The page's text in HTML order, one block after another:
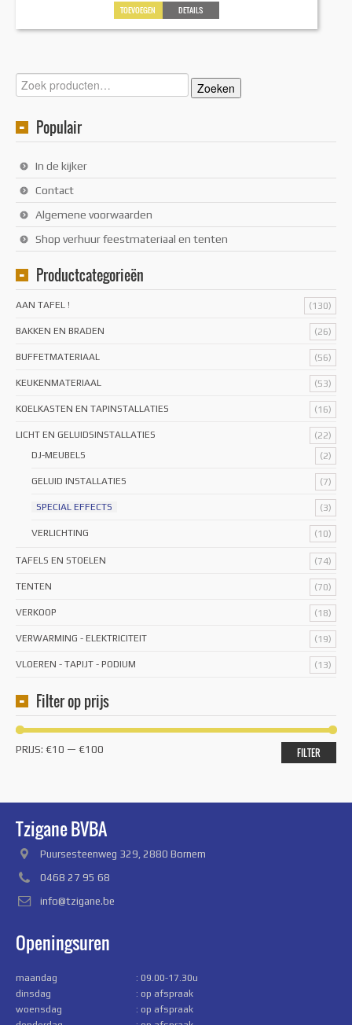
TOEVOEGEN DETAILS
Zoeken
naar:
Zoeken
Populair
In de kijker
Contact
Algemene voorwaarden
Shop verhuur feestmateriaal en tenten
Productcategorieën
AAN TAFEL ! (130)
BAKKEN EN BRADEN (26)
BUFFETMATERIAAL (56)
KEUKENMATERIAAL (53)
KOELKASTEN EN TAPINSTALLATIES (16)
LICHT EN GELUIDSINSTALLATIES
(22)
DJ-MEUBELS
(2)
GELUID INSTALLATIES (7)
SPECIAL EFFECTS (3)
VERLICHTING (10)
TAFELS EN STOELEN (74)
TENTEN (70)
VERKOOP (18)
VERWARMING - ELEKTRICITEIT (19)
VLOEREN - TAPIJT - PODIUM (13)
Filter op prijs
Min.
Max.
FILTER
PRIJS: €10 — €100
Tzigane BVBA
Puursesteenweg 329, 2880 Bornem
0468 27 95 68
info@tzigane.be
Openingsuren
maandag
: 09.00-17.30u
dinsdag
: op afspraak
woensdag
: op afspraak